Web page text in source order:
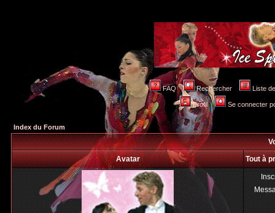
FAQ Rechercher Liste
Profil Se connecter
Index du Forum
Avatar
Tout à